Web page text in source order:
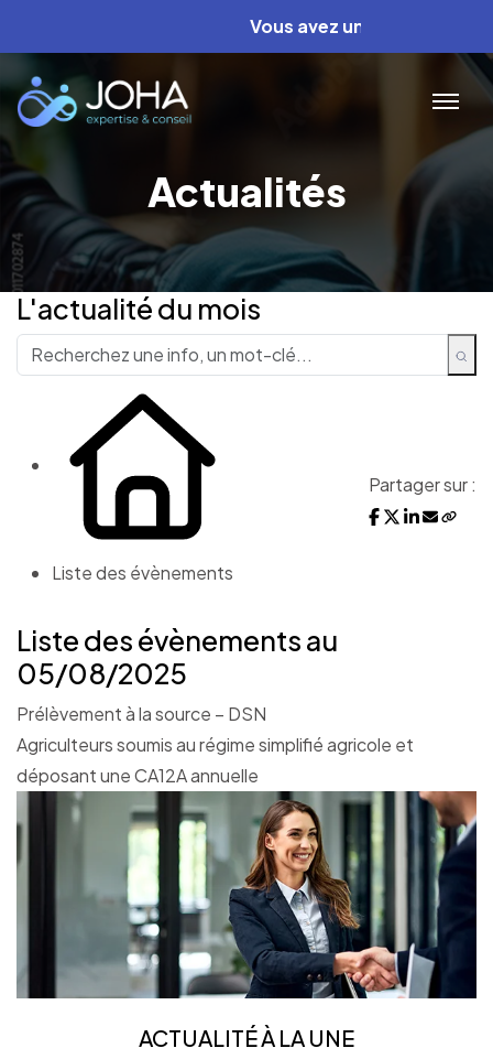
Vous avez un projet ? Nous
Actualités
L'actualité du mois
Liste des évènements
Partager sur :
Liste des évènements au
05/08/2025
Prélèvement à la source – DSN
Agriculteurs soumis au régime simplifié agricole et
déposant une CA12A annuelle
ACTUALITÉ À LA UNE